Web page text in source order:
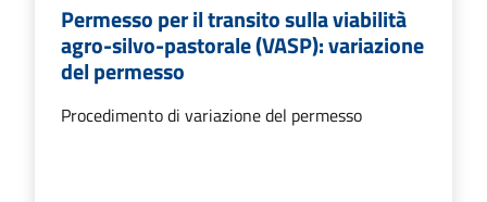
Permesso per il transito sulla viabilità
agro-silvo-pastorale (VASP): variazione
del permesso
Procedimento di variazione del permesso